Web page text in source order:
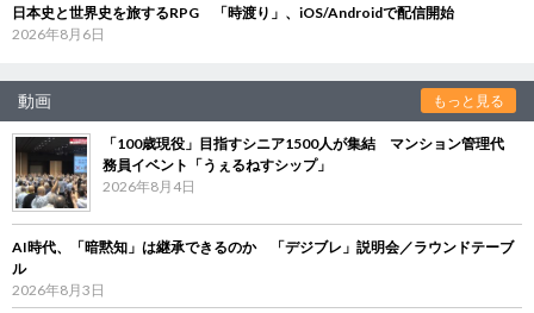
日本史と世界史を旅するRPG 「時渡り」、iOS/Androidで配信開始
2026年8月6日
動画 もっと見る
「100歳現役」目指すシニア1500人が集結 マンション管理代
務員イベント「うぇるねすシップ」
2026年8月4日
AI時代、「暗黙知」は継承できるのか 「デジブレ」説明会／ラウンドテーブ
ル
2026年8月3日